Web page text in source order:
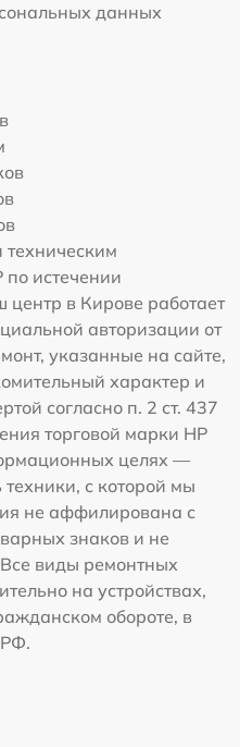
данных
истечении
в Кирове работает
авторизации от
указанные на сайте,
характер и
согласно п. 2 ст. 437
торговой марки HP
целях —
с которой мы
не аффилирована с
знаков и не
виды ремонтных
на устройствах,
обороте, в
РФ.